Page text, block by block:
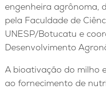
engenheira agrônoma,
pela Faculdade de
UNESP/Botucatu e
Desenvolvimento
A bioativação do milho
ao fornecimento de